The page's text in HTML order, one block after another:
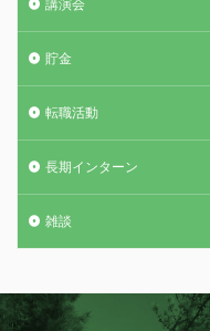
講演会
貯金
転職活動
長期インターン
雑談